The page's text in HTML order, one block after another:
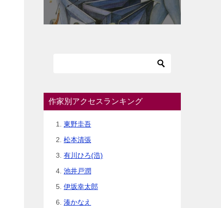
作家別アクセスランキング
東野圭吾
松本清張
有川ひろ(浩)
池井戸潤
伊坂幸太郎
湊かなえ